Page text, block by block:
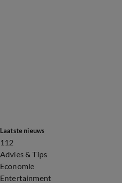
Laatste nieuws
112
Advies & Tips
Economie
Entertainment